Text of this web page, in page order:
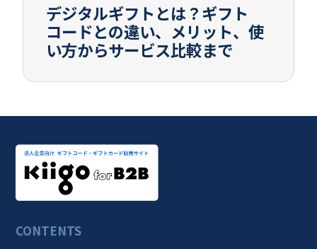
デジタルギフトとは？ギフト
コードとの違い、メリット、使
い方からサービス比較まで
CONTENTS